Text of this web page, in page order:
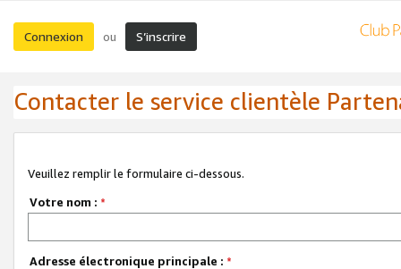
Connexion ou S’inscrire
Contacter le service clientèle
Veuillez remplir le formulaire ci-dessous.
Votre nom : *
Adresse électronique principale : *